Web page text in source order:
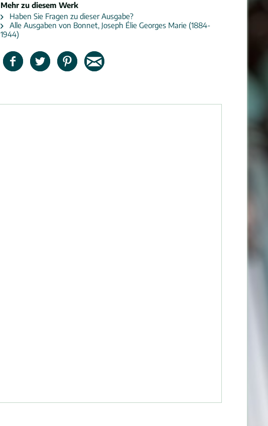
Mehr zu diesem Werk
Haben Sie Fragen zu dieser Ausgabe?
Alle Ausgaben von Bonnet, Joseph Élie Georges Marie (1884-
1944)